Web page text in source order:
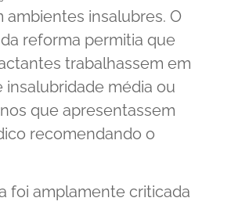
ambientes insalubres. O
reforma permitia que
trabalhassem em
insalubridade média ou
que apresentassem
recomendando o
foi amplamente criticada